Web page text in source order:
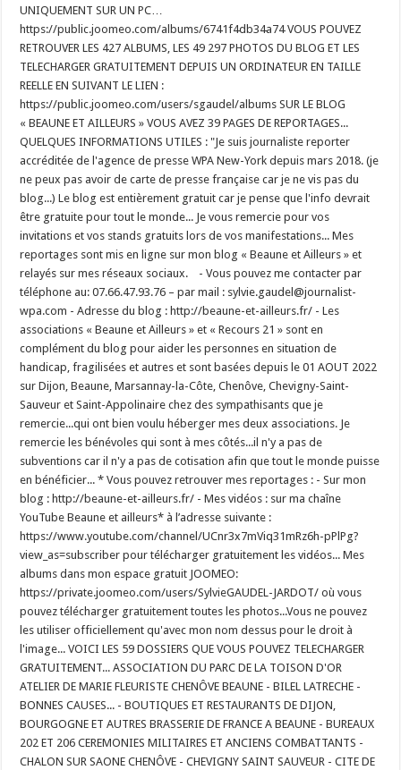
UNIQUEMENT SUR UN PC…
https://public.joomeo.com/albums/6741f4db34a74 VOUS POUVEZ
RETROUVER LES 427 ALBUMS, LES 49 297 PHOTOS DU BLOG ET LES
TELECHARGER GRATUITEMENT DEPUIS UN ORDINATEUR EN TAILLE
REELLE EN SUIVANT LE LIEN :
https://public.joomeo.com/users/sgaudel/albums SUR LE BLOG
« BEAUNE ET AILLEURS » VOUS AVEZ 39 PAGES DE REPORTAGES...
QUELQUES INFORMATIONS UTILES : "Je suis journaliste reporter
accréditée de l'agence de presse WPA New-York depuis mars 2018. (je
ne peux pas avoir de carte de presse française car je ne vis pas du
blog...) Le blog est entièrement gratuit car je pense que l'info devrait
être gratuite pour tout le monde... Je vous remercie pour vos
invitations et vos stands gratuits lors de vos manifestations... Mes
reportages sont mis en ligne sur mon blog « Beaune et Ailleurs » et
relayés sur mes réseaux sociaux. - Vous pouvez me contacter par
téléphone au: 07.66.47.93.76 – par mail : sylvie.gaudel@journalist-
wpa.com - Adresse du blog : http://beaune-et-ailleurs.fr/ - Les
associations « Beaune et Ailleurs » et « Recours 21 » sont en
complément du blog pour aider les personnes en situation de
handicap, fragilisées et autres et sont basées depuis le 01 AOUT 2022
sur Dijon, Beaune, Marsannay-la-Côte, Chenôve, Chevigny-Saint-
Sauveur et Saint-Appolinaire chez des sympathisants que je
remercie...qui ont bien voulu héberger mes deux associations. Je
remercie les bénévoles qui sont à mes côtés...il n'y a pas de
subventions car il n'y a pas de cotisation afin que tout le monde puisse
en bénéficier... * Vous pouvez retrouver mes reportages : - Sur mon
blog : http://beaune-et-ailleurs.fr/ - Mes vidéos : sur ma chaîne
YouTube Beaune et ailleurs* à l’adresse suivante :
https://www.youtube.com/channel/UCnr3x7mViq31mRz6h-pPlPg?
view_as=subscriber pour télécharger gratuitement les vidéos... Mes
albums dans mon espace gratuit JOOMEO:
https://private.joomeo.com/users/SylvieGAUDEL-JARDOT/ où vous
pouvez télécharger gratuitement toutes les photos...Vous ne pouvez
les utiliser officiellement qu'avec mon nom dessus pour le droit à
l'image... VOICI LES 59 DOSSIERS QUE VOUS POUVEZ TELECHARGER
GRATUITEMENT... ASSOCIATION DU PARC DE LA TOISON D'OR
ATELIER DE MARIE FLEURISTE CHENÔVE BEAUNE - BILEL LATRECHE -
BONNES CAUSES... - BOUTIQUES ET RESTAURANTS DE DIJON,
BOURGOGNE ET AUTRES BRASSERIE DE FRANCE A BEAUNE - BUREAUX
202 ET 206 CEREMONIES MILITAIRES ET ANCIENS COMBATTANTS -
CHALON SUR SAONE CHENÔVE - CHEVIGNY SAINT SAUVEUR - CITE DE